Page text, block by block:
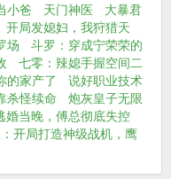
小爸 天门神医
大暴君
开局发媳妇，我狩猎天
场
斗罗：穿成宁荣荣的
七零：辣媳手握空间二
的家产了
说好职业技术
杀怪续命
炮灰皇子无限
婚当晚，傅总彻底失控
开局打造神级战机，鹰